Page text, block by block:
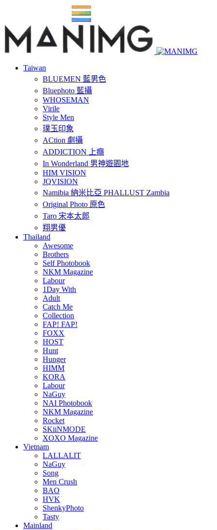
Taiwan
BLUEMEN 藍男色
Bluephoto 藍攝
WHOSEMAN
Virile
Style Men
璞玉印象
ACtion 劇攝
ADDICTION 上癮
In Wonderland 男神遊園地
HIM VISION
JQVISION
Namibia 納米比亞 PHALLUST Zambia
Original Photo 原色
Taro 宋本太郎
翔男優
Thailand
Awesome
Brothers
Self Photobook
NKM Magazine
Labour
1Day With
Adult
Catch Me
Collection
FAP! FAP!
FOXX
HOST
Hunt
Hunger
HIMM
KORA
Labour
NaGuy
NAI Photobook
NKM Magazine
Rocket
SKiiNMODE
XOXO Magazine
Vietnam
LALLALIT
NaGuy
Song
Men Crush
BAO
HVK
ShenkyPhoto
Tasty
Mainland